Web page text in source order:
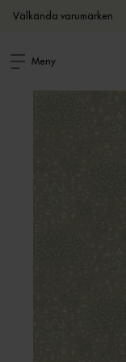
Välkända varumärken
Meny